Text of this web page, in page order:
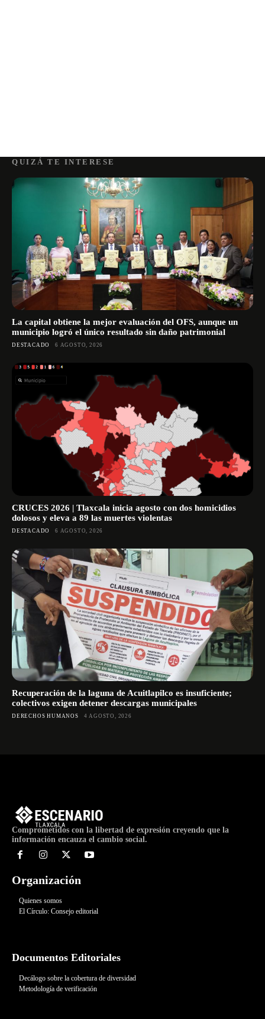
QUIZÁ TE INTERESE
La capital obtiene la mejor evaluación del OFS, aunque un
municipio logró el único resultado sin daño patrimonial
DESTACADO 6 AGOSTO, 2026
CRUCES 2026 | Tlaxcala inicia agosto con dos homicidios
dolosos y eleva a 89 las muertes violentas
DESTACADO 6 AGOSTO, 2026
Recuperación de la laguna de Acuitlapilco es insuficiente;
colectivos exigen detener descargas municipales
DERECHOS HUMANOS 4 AGOSTO, 2026
Comprometidos con la libertad de expresión creyendo que la
información encauza el cambio social.
Organización
Quienes somos
El Círculo: Consejo editorial
Documentos Editoriales
Decálogo sobre la cobertura de diversidad
Metodología de verificación